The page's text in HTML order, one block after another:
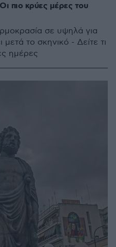
πιο κρύες μέρες του
σε υψηλά για
το σκηνικό - Δείτε τι
ημέρες